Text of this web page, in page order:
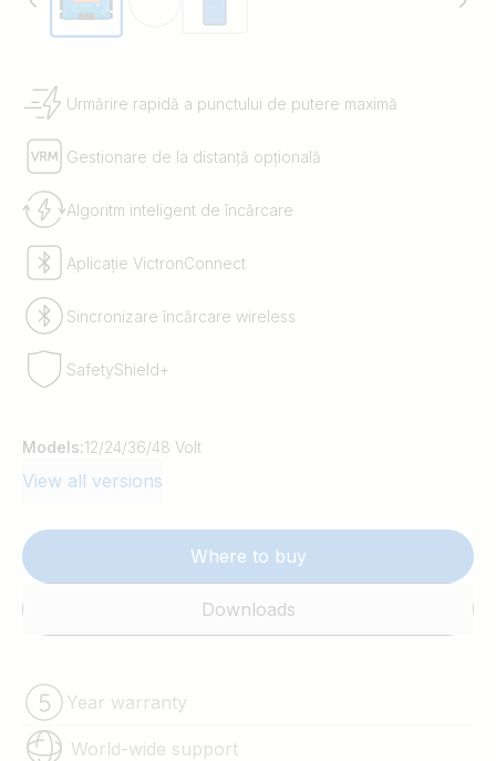
Urmărire rapidă a punctului de putere maximă
Gestionare de la distanță opțională
Algoritm inteligent de încărcare
Aplicație VictronConnect
Sincronizare încărcare wireless
SafetyShield+
Models:12/24/36/48 Volt
View all versions
Where to buy
Downloads
Year warranty
World-wide support